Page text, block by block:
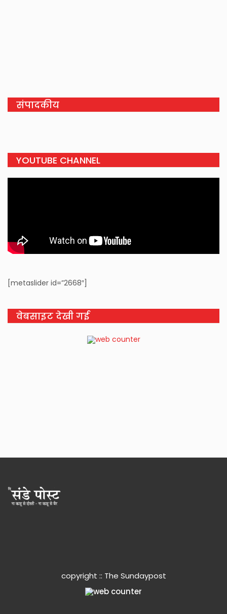
संपादकीय
YOUTUBE CHANNEL
[metaslider id=”2668″]
वेबसाइट देखी गई
copyright :: The Sundaypost